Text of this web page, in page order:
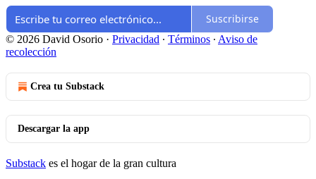
Suscribirse
© 2026 David Osorio · Privacidad ∙ Términos ∙ Aviso de
recolección
Crea tu Substack
Descargar la app
Substack es el hogar de la gran cultura